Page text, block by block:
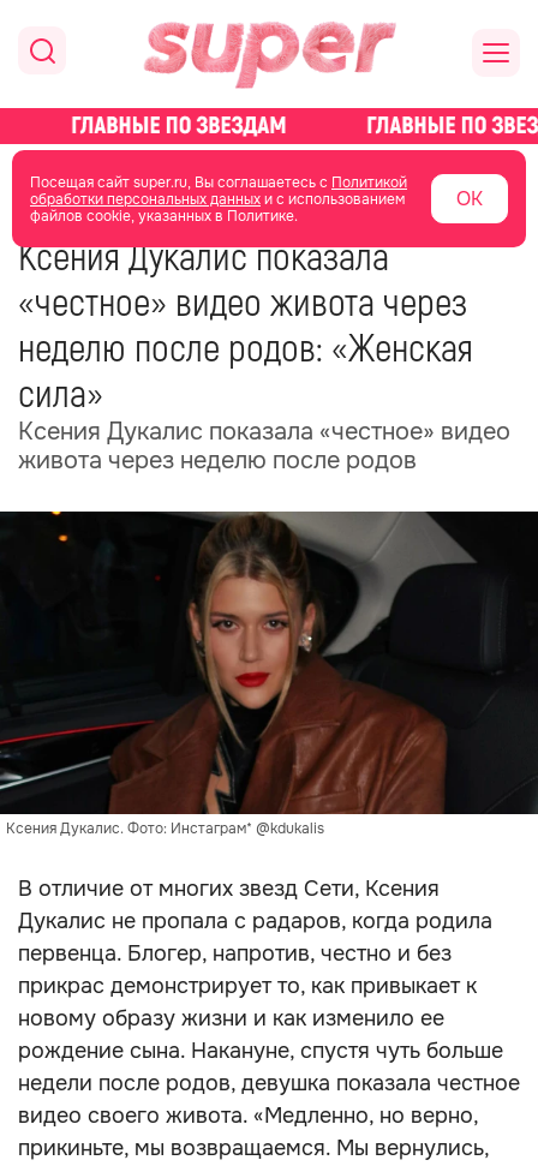
Посещая сайт super.ru, Вы соглашаетесь с Политикой
обработки персональных данныхи с использованием
файлов cookie, указанных в Политике.
ОК
главная новости о звездах
27 декабря 2024 19:57
Ксения Дукалис показала
«честное» видео живота через
неделю после родов: «Женская
сила»
Ксения Дукалис показала «честное» видео
живота через неделю после родов
Ксения Дукалис. Фото: Инстаграм* @kdukalis
В отличие от многих звезд Сети, Ксения
Дукалис не пропала с радаров, когда родила
первенца. Блогер, напротив, честно и без
прикрас демонстрирует то, как привыкает к
новому образу жизни и как изменило ее
рождение сына. Накануне, спустя чуть больше
недели после родов, девушка показала честное
видео своего живота. «Медленно, но верно,
прикиньте, мы возвращаемся. Мы вернулись,